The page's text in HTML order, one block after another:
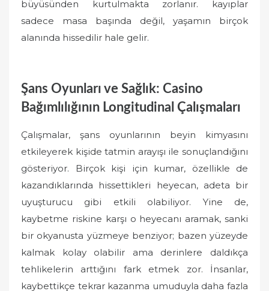
büyüsünden kurtulmakta zorlanır. kayıplar
sadece masa başında değil, yaşamın birçok
alanında hissedilir hale gelir.
Şans Oyunları ve Sağlık: Casino
Bağımlılığının Longitudinal Çalışmaları
Çalışmalar, şans oyunlarının beyin kimyasını
etkileyerek kişide tatmin arayışı ile sonuçlandığını
gösteriyor. Birçok kişi için kumar, özellikle de
kazandıklarında hissettikleri heyecan, adeta bir
uyuşturucu gibi etkili olabiliyor. Yine de,
kaybetme riskine karşı o heyecanı aramak, sanki
bir okyanusta yüzmeye benziyor; bazen yüzeyde
kalmak kolay olabilir ama derinlere daldıkça
tehlikelerin arttığını fark etmek zor. İnsanlar,
kaybettikçe tekrar kazanma umuduyla daha fazla